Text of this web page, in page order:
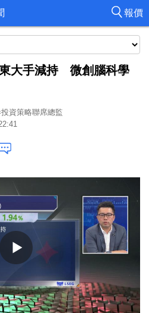
報價
東大手減持 微創腦科學
資策略聯席總監